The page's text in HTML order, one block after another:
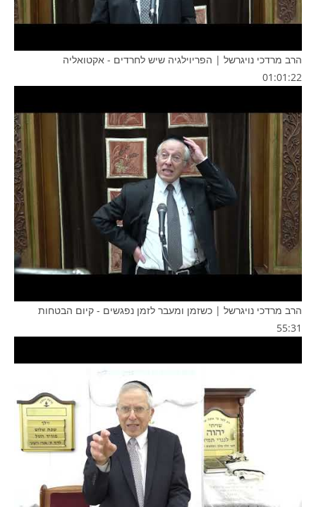
הרב מרדכי נויגרשל | הפריוילגיה שיש לחרדים - אקטואליה
01:01:22
הרב מרדכי נויגרשל | כשזמן ומעבר לזמן נפגשים - קיום הבטחות
55:31